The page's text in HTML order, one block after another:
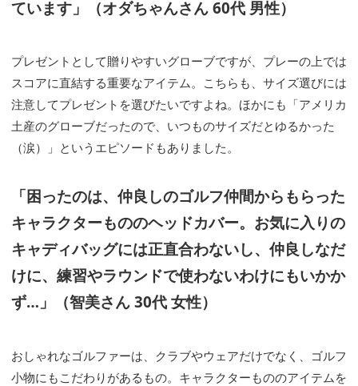
ています」（オダちゃんさん 60代 男性）
プレゼントとして贈りやすいグローブですが、プレーの上では
スコアに直結する重要なアイテム。こちらも、サイズ選びには
注意してプレゼントを選びたいですよね。ほかにも「アメリカ
土産のグローブだったので、いつものサイズだとゆるかった
（涙）」というエピソードもありました。
「困ったのは、仲良しのゴルフ仲間からもらった
キャラクターもののヘッドカバー。お気に入りの
キャディバッグには正直合わないし、仲良しなだ
けに、練習やラウンドで使わないわけにもいかか
ず…」（智美さん 30代 女性）
おしゃれなゴルファーは、クラブやウェアだけでなく、ゴルフ
小物にもこだわりがあるもの。キャラクターもののアイテムを